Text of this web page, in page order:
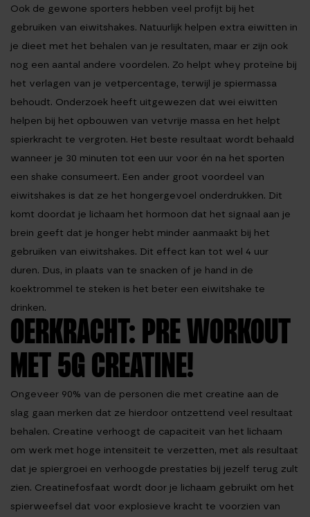
Ook de gewone sporters hebben veel profijt bij het
gebruiken van eiwitshakes. Natuurlijk helpen extra eiwitten in
je dieet met het behalen van je resultaten, maar er zijn ook
nog een aantal andere voordelen. Zo helpt whey proteïne bij
het verlagen van je vetpercentage, terwijl je spiermassa
behoudt. Onderzoek heeft uitgewezen dat wei eiwitten
helpen bij het opbouwen van vetvrije massa en het helpt
spierkracht te vergroten. Het beste resultaat wordt behaald
wanneer je 30 minuten tot een uur voor én na het sporten
een shake consumeert. Een ander groot voordeel van
eiwitshakes is dat ze het hongergevoel onderdrukken. Dit
komt doordat je lichaam het hormoon dat het signaal aan je
brein geeft dat je honger hebt minder aanmaakt bij het
gebruiken van eiwitshakes. Dit effect kan tot wel 4 uur
duren. Dus, in plaats van te snacken of je hand in de
koektrommel te steken is het beter een eiwitshake te
drinken.
OERKRACHT: PRE WORKOUT
MET 5G CREATINE!
Ongeveer 90% van de personen die met creatine aan de
slag gaan merken dat ze hierdoor ontzettend veel resultaat
behalen. Creatine verhoogt de capaciteit van het lichaam
om werk met hoge intensiteit te verzetten, met als resultaat
dat je spiergroei en verhoogde prestaties bij jezelf terug zult
zien. Creatinefosfaat wordt door je lichaam gebruikt om het
spierweefsel dat voor explosieve kracht te voorzien van